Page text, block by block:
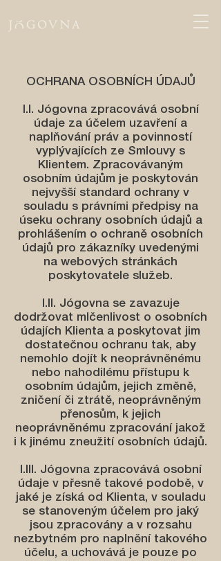
OCHRANA OSOBNÍCH ÚDAJŮ
I.I. Jógovna zpracovává osobní
údaje za účelem uzavření a
naplňování práv a povinností
vyplývajících ze Smlouvy s
Klientem. Zpracovávaným
osobním údajům je poskytován
nejvyšší standard ochrany v
souladu s právními předpisy na
úseku ochrany osobních údajů a
prohlášením o ochraně osobních
údajů pro zákazníky uvedenými
na webových stránkách
poskytovatele služeb.
I.II. Jógovna se zavazuje
dodržovat mlčenlivost o osobních
údajích Klienta a poskytovat jim
dostatečnou ochranu tak, aby
nemohlo dojít k neoprávněnému
nebo nahodilému přístupu k
osobním údajům, jejich změně,
zničení či ztrátě, neoprávněným
přenosům, k jejich
neoprávněnému zpracování jakož
i k jinému zneužití osobních údajů.
I.III. Jógovna zpracovává osobní
údaje v přesně takové podobě, v
jaké je získá od Klienta, v souladu
se stanoveným účelem pro jaký
jsou zpracovány a v rozsahu
nezbytném pro naplnění takového
účelu, a uchovává je pouze po